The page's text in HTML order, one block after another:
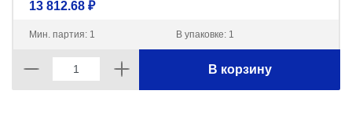
13 812.68 ₽
Мин. партия: 1 В упаковке: 1
В корзину